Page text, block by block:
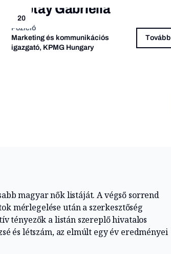
20
Liptay Gabriella
Pozíció
Marketing és kommunikációs
igazgató, KPMG Hungary
Tovább
magyar nők listáját. A végső sorrend
mérlegelése után a szerkesztőség
tényezők a listán szereplő hivatalos
és létszám, az elmúlt egy év eredményei